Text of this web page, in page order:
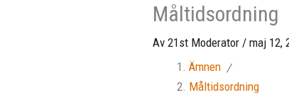
Måltidsordning
Av21st Moderator /maj 12,
Ämnen
Måltidsordning